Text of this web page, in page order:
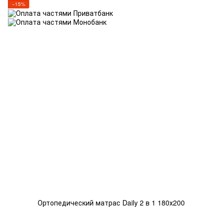
−15%
Ортопедический матрас Daily 2 в 1 180х200